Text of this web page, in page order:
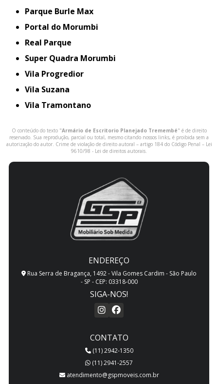
Parque Burle Max
Portal do Morumbi
Real Parque
Super Quadra Morumbi
Vila Progredior
Vila Suzana
Vila Tramontano
O conteúdo do texto "Armário de Escritorio Planejado Tremembé" é de direito
reservado. Sua reprodução, parcial ou total, mesmo citando nossos links, é proibida sem a
autorização do autor. Crime de violação de direito autoral – artigo 184 do Código Penal – Lei
9610/98 - Lei de direitos autorais.
ENDEREÇO
Rua Serra de Bragança, 1492 - Vila Gomes Cardim - São Paulo
- SP - CEP: 03318-000
SIGA-NOS!
CONTATO
(11) 2942-1350
(11) 2941-2557
atendimento@gspmoveis.com.br